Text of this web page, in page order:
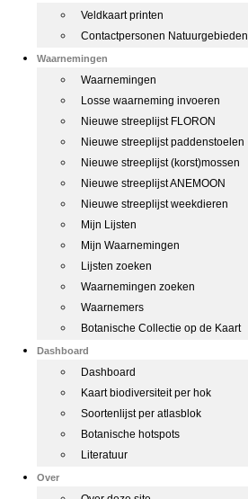
Veldkaart printen
Contactpersonen Natuurgebieden
Waarnemingen
Waarnemingen
Losse waarneming invoeren
Nieuwe streeplijst FLORON
Nieuwe streeplijst paddenstoelen
Nieuwe streeplijst (korst)mossen
Nieuwe streeplijst ANEMOON
Nieuwe streeplijst weekdieren
Mijn Lijsten
Mijn Waarnemingen
Lijsten zoeken
Waarnemingen zoeken
Waarnemers
Botanische Collectie op de Kaart
Dashboard
Dashboard
Kaart biodiversiteit per hok
Soortenlijst per atlasblok
Botanische hotspots
Literatuur
Over